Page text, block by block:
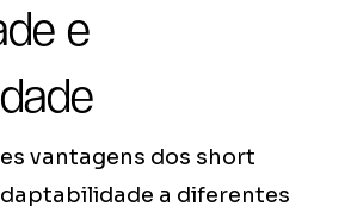
e
vantagens dos short
a diferentes